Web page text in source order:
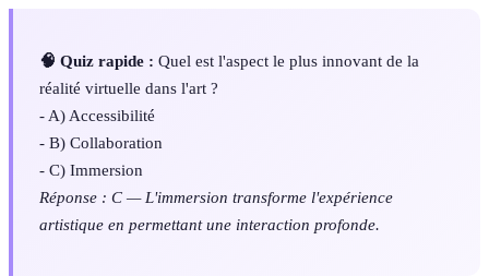
🧠 Quiz rapide : Quel est l'aspect le plus innovant de la
réalité virtuelle dans l'art ?
- A) Accessibilité
- B) Collaboration
- C) Immersion
Réponse : C — L'immersion transforme l'expérience
artistique en permettant une interaction profonde.